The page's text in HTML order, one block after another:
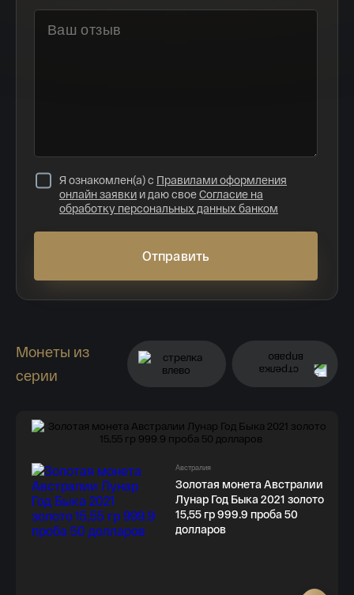
Я ознакомлен(а) с Правилами оформления
онлайн заявки и даю своеСогласие на
обработку персональных данных банком
Отправить
Монеты из
серии
Австралия
Золотая монета Австралии
Лунар Год Быка 2021 золото
15,55 гр 999.9 проба 50
долларов